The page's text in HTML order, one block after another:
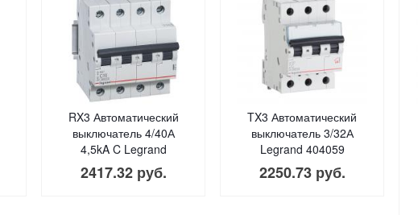
RX3 Автоматический
выключатель 4/40А
4,5kA C Legrand
2417.32 руб.
TX3 Автоматический
выключатель 3/32А
Legrand 404059
2250.73 руб.